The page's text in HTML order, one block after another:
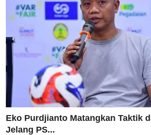
Eko Purdjianto Matangkan Taktik
Jelang PS...